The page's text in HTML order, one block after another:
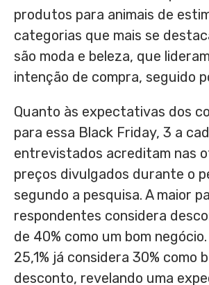
produtos para animais de
categorias que mais se
são moda e beleza, que
intenção de compra, seguido
Quanto às expectativas dos
para essa Black Friday, 3 a
entrevistados acreditam nas
preços divulgados durante o
segundo a pesquisa. A maior
respondentes considera
de 40% como um bom
25,1% já considera 30% como
desconto, revelando uma